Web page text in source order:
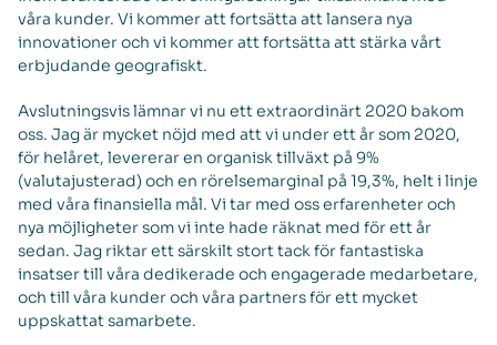
våra kunder. Vi kommer att fortsätta att lansera nya
innovationer och vi kommer att fortsätta att stärka vårt
erbjudande geografiskt.
Avslutningsvis lämnar vi nu ett extraordinärt 2020 bakom
oss. Jag är mycket nöjd med att vi under ett år som 2020,
för helåret, levererar en organisk tillväxt på 9%
(valutajusterad) och en rörelsemarginal på 19,3%, helt i linje
med våra finansiella mål. Vi tar med oss erfarenheter och
nya möjligheter som vi inte hade räknat med för ett år
sedan. Jag riktar ett särskilt stort tack för fantastiska
insatser till våra dedikerade och engagerade medarbetare,
och till våra kunder och våra partners för ett mycket
uppskattat samarbete.